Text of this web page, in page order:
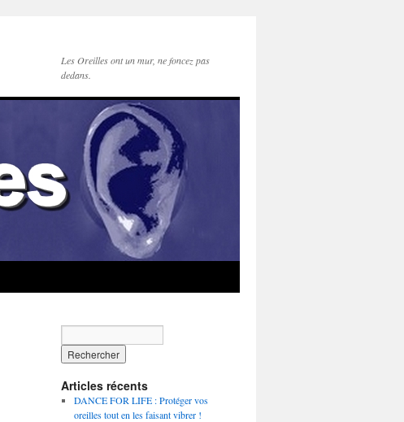
Les Oreilles ont un mur, ne foncez pas
dedans.
Articles récents
DANCE FOR LIFE : Protéger vos
oreilles tout en les faisant vibrer !